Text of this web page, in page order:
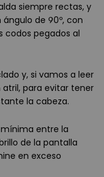
siempre rectas, y
de 90º, con
codos pegados al
y, si vamos a leer
atril, para evitar tener
la cabeza.
entre la
de la pantalla
en exceso